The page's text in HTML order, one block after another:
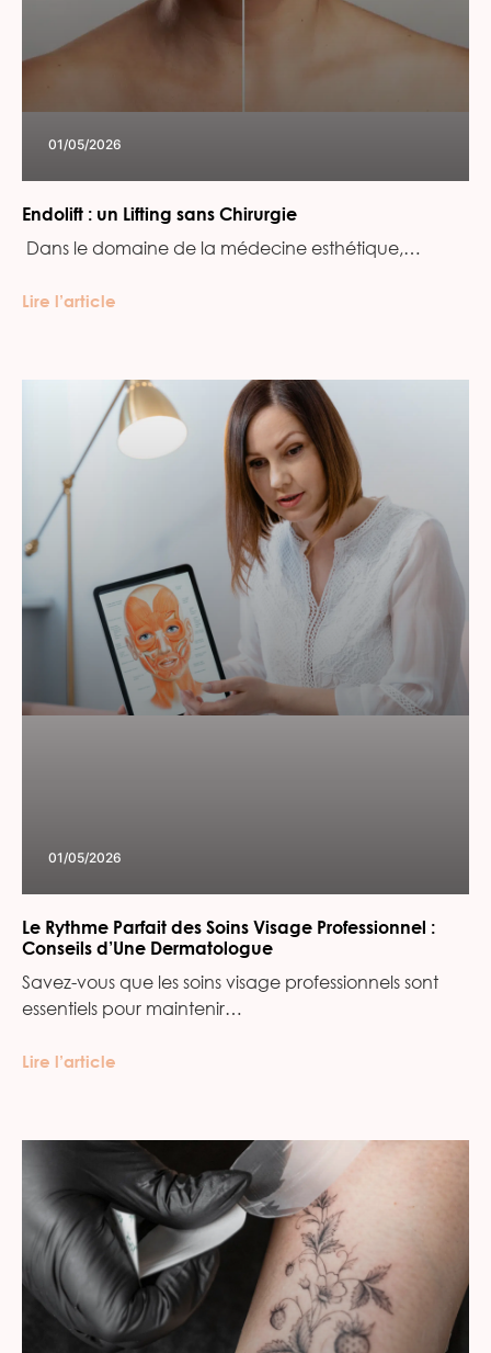
01/05/2026
Endolift : un Lifting sans Chirurgie
‍ Dans le domaine de la médecine esthétique,…
Lire l’article
01/05/2026
Le Rythme Parfait des Soins Visage Professionnel :
Conseils d’Une Dermatologue
Savez-vous que les soins visage professionnels sont
essentiels pour maintenir…
Lire l’article